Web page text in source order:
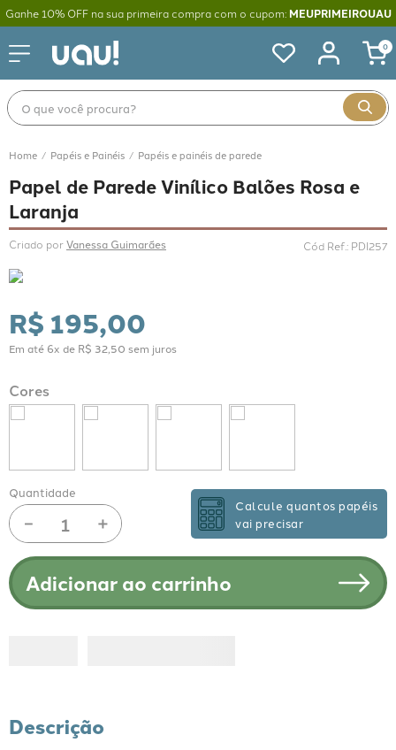
Ganhe 10% OFF na sua primeira compra com o cupom: MEUPRIMEIROUAU
0
O que você procura?
Papéis e Painéis Papéis e painéis de parede
Papel de Parede Vinílico Balões Rosa e
Laranja
Criado por Vanessa Guimarães Cód Ref.: PDI257
R$ 195,00
Em até 6x de R$ 32 50 sem juros
Cores
Quantidade
＋
－
Calcule quantos papéis
vai precisar
Adicionar ao carrinho
Descrição